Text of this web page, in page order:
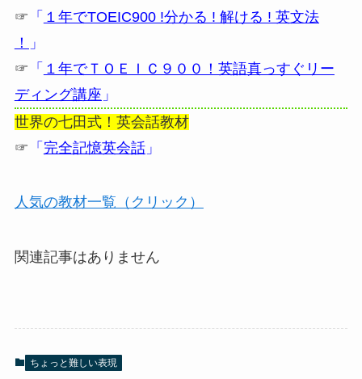
☞ 「 １年でTOEIC900 !分かる ! 解ける ! 英文法
！
」
☞ 「 １年でＴＯＥＩＣ９００！英語真っすぐリー
ディング講座 」
世界の七田式！英会話教材
☞ 「 完全記憶英会話」
人気の教材一覧（クリック）
関連記事はありません
ちょっと難しい表現